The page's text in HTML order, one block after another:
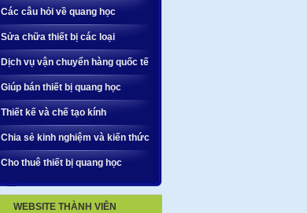
Các câu hỏi về quang học
Sửa chữa thiết bị các loại
Dịch vụ vận chuyển hàng quốc tế
Giúp bán thiết bị quang học
Thiết kế và chế tạo kính
Chia sẻ kinh nghiệm và kiến thức
Cho thuê thiết bị quang học
WEBSITE THÀNH VIÊN